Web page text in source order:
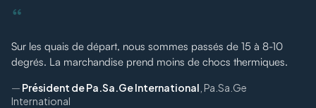
“
Sur les quais de départ, nous sommes passés de 15 à 8-10
degrés. La marchandise prend moins de chocs thermiques.
— Président de Pa.Sa.Ge International Pa.Sa.Ge
International